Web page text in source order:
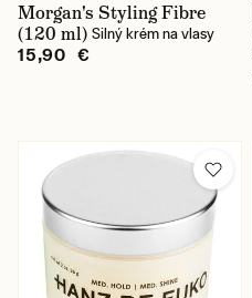
Morgan's Styling Fibre
(120 ml) Silný krém na vlasy
15,90 €